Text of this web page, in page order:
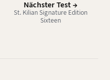
Nächster Test →
St. Kilian Signature Edition
Sixteen